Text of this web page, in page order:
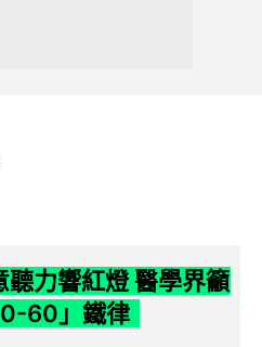
力響紅燈 醫學界籲
60」鐵律